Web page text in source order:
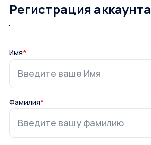
Регистрация аккаунта
Имя*
Фамилия*